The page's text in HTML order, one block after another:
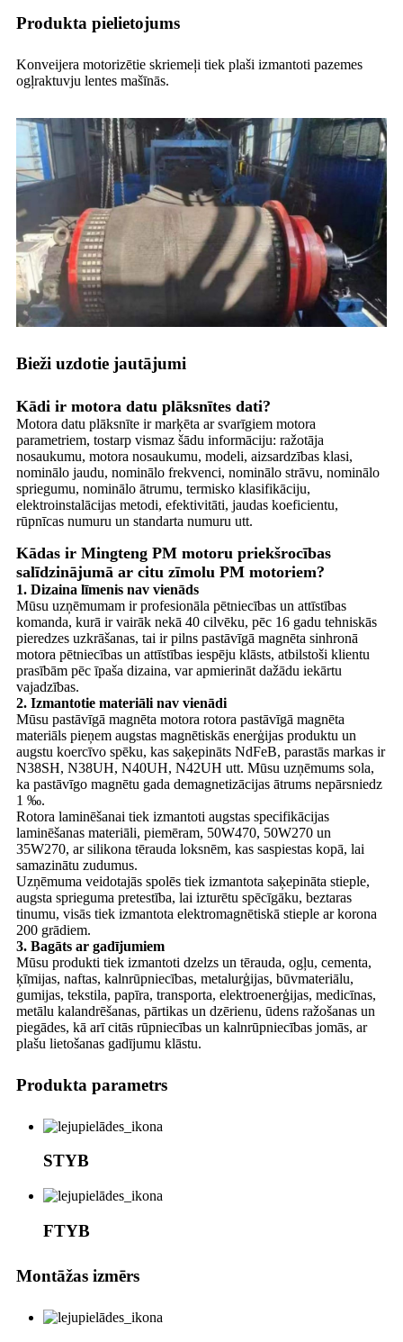
Produkta pielietojums
Konveijera motorizētie skriemeļi tiek plaši izmantoti pazemes
ogļraktuvju lentes mašīnās.
Bieži uzdotie jautājumi
Kādi ir motora datu plāksnītes dati?
Motora datu plāksnīte ir marķēta ar svarīgiem motora
parametriem, tostarp vismaz šādu informāciju: ražotāja
nosaukumu, motora nosaukumu, modeli, aizsardzības klasi,
nominālo jaudu, nominālo frekvenci, nominālo strāvu, nominālo
spriegumu, nominālo ātrumu, termisko klasifikāciju,
elektroinstalācijas metodi, efektivitāti, jaudas koeficientu,
rūpnīcas numuru un standarta numuru utt.
Kādas ir Mingteng PM motoru priekšrocības
salīdzinājumā ar citu zīmolu PM motoriem?
1. Dizaina līmenis nav vienāds
Mūsu uzņēmumam ir profesionāla pētniecības un attīstības
komanda, kurā ir vairāk nekā 40 cilvēku, pēc 16 gadu tehniskās
pieredzes uzkrāšanas, tai ir pilns pastāvīgā magnēta sinhronā
motora pētniecības un attīstības iespēju klāsts, atbilstoši klientu
prasībām pēc īpaša dizaina, var apmierināt dažādu iekārtu
vajadzības.
2. Izmantotie materiāli nav vienādi
Mūsu pastāvīgā magnēta motora rotora pastāvīgā magnēta
materiāls pieņem augstas magnētiskās enerģijas produktu un
augstu koercīvo spēku, kas saķepināts NdFeB, parastās markas ir
N38SH, N38UH, N40UH, N42UH utt. Mūsu uzņēmums sola,
ka pastāvīgo magnētu gada demagnetizācijas ātrums nepārsniedz
1 ‰.
Rotora laminēšanai tiek izmantoti augstas specifikācijas
laminēšanas materiāli, piemēram, 50W470, 50W270 un
35W270, ar silikona tērauda loksnēm, kas saspiestas kopā, lai
samazinātu zudumus.
Uzņēmuma veidotajās spolēs tiek izmantota saķepināta stieple,
augsta sprieguma pretestība, lai izturētu spēcīgāku, beztaras
tinumu, visās tiek izmantota elektromagnētiskā stieple ar korona
200 grādiem.
3. Bagāts ar gadījumiem
Mūsu produkti tiek izmantoti dzelzs un tērauda, ​​ogļu, cementa,
ķīmijas, naftas, kalnrūpniecības, metalurģijas, būvmateriālu,
gumijas, tekstila, papīra, transporta, elektroenerģijas, medicīnas,
metālu kalandrēšanas, pārtikas un dzērienu, ūdens ražošanas un
piegādes, kā arī citās rūpniecības un kalnrūpniecības jomās, ar
plašu lietošanas gadījumu klāstu.
Produkta parametrs
STYB
FTYB
Montāžas izmērs